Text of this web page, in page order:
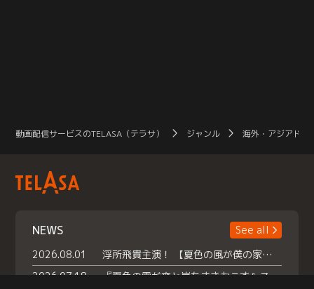
動画配信サービスのTELASA（テラサ） ジャンル 海外・アジアドラ
NEWS
See all
2026.08.01
浮所飛貴主演！ 【夏色の風が僕の家にやってきた】 本日よりテラサで独占配信スタート！
2026.07.18
『夏色の雲が恋と嵐をまきおこす』スペシャルメイキング 【Part1】2026年７月18日（土）23時30分～配信スタート！話題のシーンの裏側を大公開！豪華キャスト大集合！ 『武宮家 真夏の家族会議』開催！